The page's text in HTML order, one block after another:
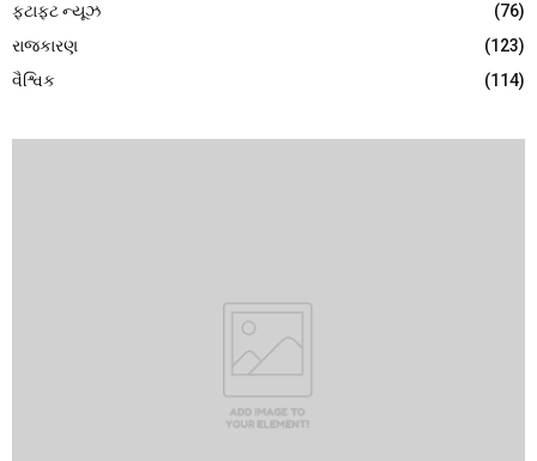
ફટાફટ ન્યૂઝ
(76)
રાજકારણ
(123)
વૈશ્વિક
(114)